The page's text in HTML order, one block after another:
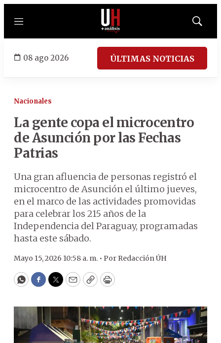
Menú
Mostrar
08 ago 2026 ÚLTIMAS NOTICIAS
Nacionales
La gente copa el microcentro
de Asunción por las Fechas
Patrias
Una gran afluencia de personas registró el
microcentro de Asunción el último jueves,
en el marco de las actividades promovidas
para celebrar los 215 años de la
Independencia del Paraguay, programadas
hasta este sábado.
Mayo 15, 2026 10:58 a. m. • Por Redacción ÚH
WhatsApp
Facebook
Twitter
EmailCopyPrint